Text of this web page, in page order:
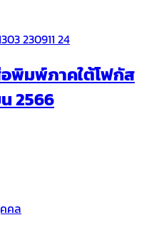
พิมพ์ภาคใต้โฟกัส
2566
คล